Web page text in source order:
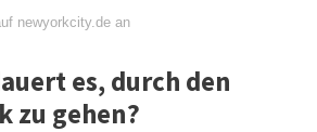
newyorkcity.de an
es, durch den
zu gehen?